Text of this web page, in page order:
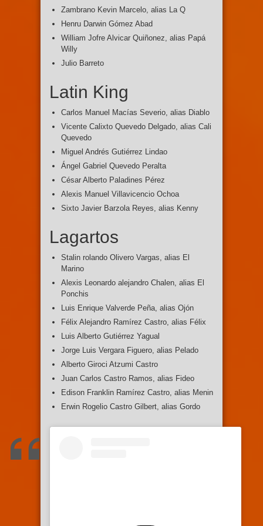
Zambrano Kevin Marcelo, alias La Q
Henru Darwin Gómez Abad
William Jofre Alvicar Quiñonez, alias Papá
Willy
Julio Barreto
Latin King
Carlos Manuel Macías Severio, alias Diablo
Vicente Calixto Quevedo Delgado, alias Cali
Quevedo
Miguel Andrés Gutiérrez Lindao
Ángel Gabriel Quevedo Peralta
César Alberto Paladines Pérez
Alexis Manuel Villavicencio Ochoa
Sixto Javier Barzola Reyes, alias Kenny
Lagartos
Stalin rolando Olivero Vargas, alias El
Marino
Alexis Leonardo alejandro Chalen, alias El
Ponchis
Luis Enrique Valverde Peña, alias Ojón
Félix Alejandro Ramírez Castro, alias Félix
Luis Alberto Gutiérrez Yagual
Jorge Luis Vergara Figuero, alias Pelado
Alberto Giroci Atzumi Castro
Juan Carlos Castro Ramos, alias Fideo
Edison Franklin Ramírez Castro, alias Menin
Erwin Rogelio Castro Gilbert, alias Gordo